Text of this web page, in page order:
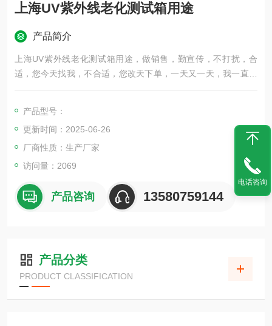
上海UV紫外线老化测试箱用途
产品简介
上海UV紫外线老化测试箱用途，做销售，勤宣传，不打扰，合
适，您今天找我，不合适，您改天下单，一天又一天，我一直都
在坚持着卖仪器，感恩相遇，诚信经营，用心服务，我一直都在
产品型号：
更新时间：2025-06-26
厂商性质：生产厂家
访问量：2069
产品咨询 13580759144
产品分类
PRODUCT CLASSIFICATION
电话咨询